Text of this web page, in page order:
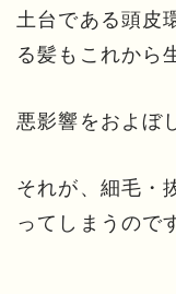
土台である頭皮
る髪もこれから
悪影響をおよぼ
それが、細毛・
ってしまうので